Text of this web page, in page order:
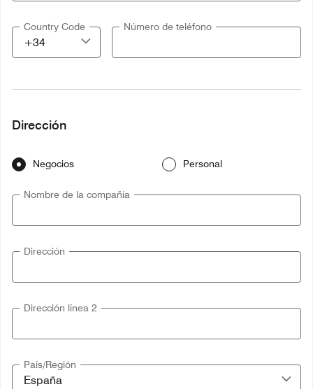
Country Code Número de teléfono
Dirección
Negocios Personal
Nombre de la compañía
Dirección
Dirección línea 2
País/Región